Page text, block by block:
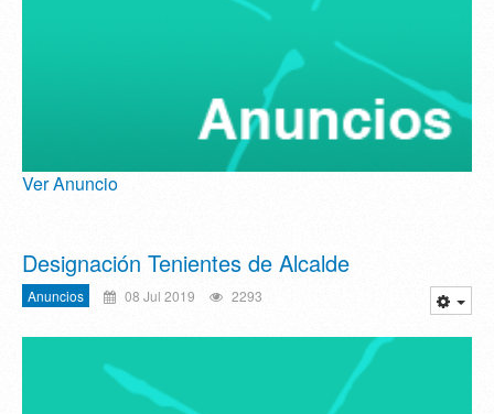
Ver Anuncio
Designación Tenientes de Alcalde
Anuncios 08 Jul 2019 2293